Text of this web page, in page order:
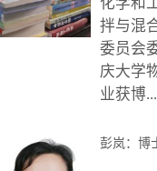
拌与混
委员会
庆大学
业获博
彭岚：博